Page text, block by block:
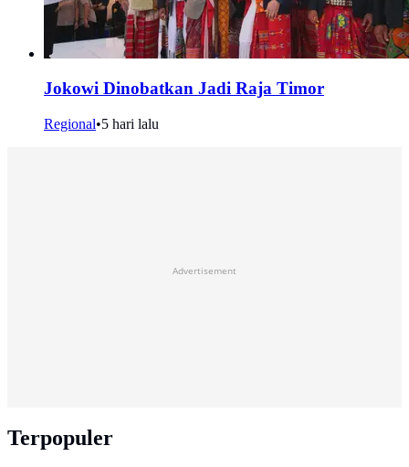
Jokowi Dinobatkan Jadi Raja Timor
Regional•5 hari lalu
Advertisement
Terpopuler